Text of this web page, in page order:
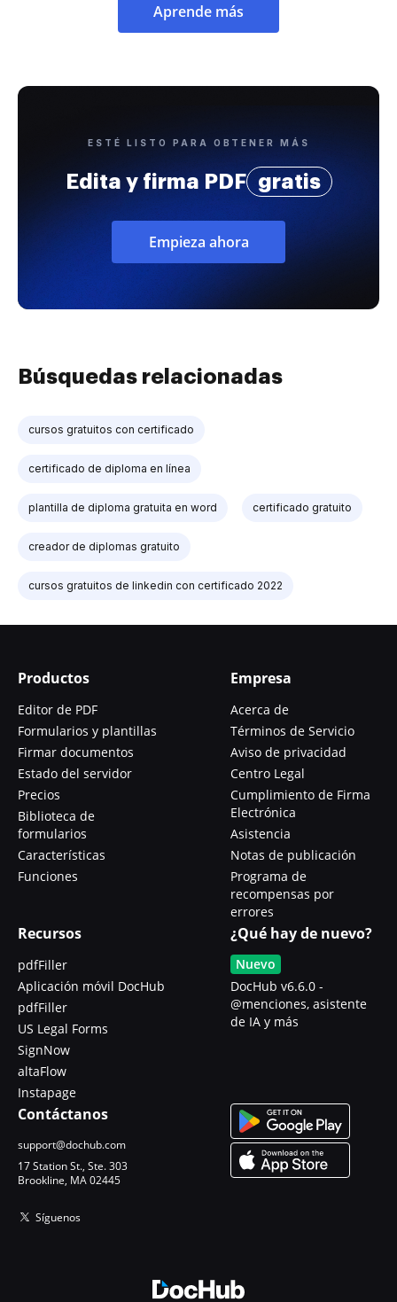
Aprende más
ESTÉ LISTO PARA OBTENER MÁS
Edita y firma PDF gratis
Empieza ahora
Búsquedas relacionadas
cursos gratuitos con certificado
certificado de diploma en línea
plantilla de diploma gratuita en word certificado gratuito
creador de diplomas gratuito
cursos gratuitos de linkedin con certificado 2022
Productos
Editor de PDF
Formularios y plantillas
Firmar documentos
Estado del servidor
Precios
Biblioteca de
formularios
Características
Funciones
Empresa
Acerca de
Términos de Servicio
Aviso de privacidad
Centro Legal
Cumplimiento de Firma
Electrónica
Asistencia
Notas de publicación
Programa de
recompensas por
errores
Recursos
pdfFiller
Aplicación móvil DocHub
pdfFiller
US Legal Forms
SignNow
altaFlow
Instapage
¿Qué hay de nuevo?
Nuevo
DocHub v6.6.0 -
@menciones, asistente
de IA y más
Contáctanos
support@dochub.com
17 Station St., Ste. 303
Brookline, MA 02445
Síguenos